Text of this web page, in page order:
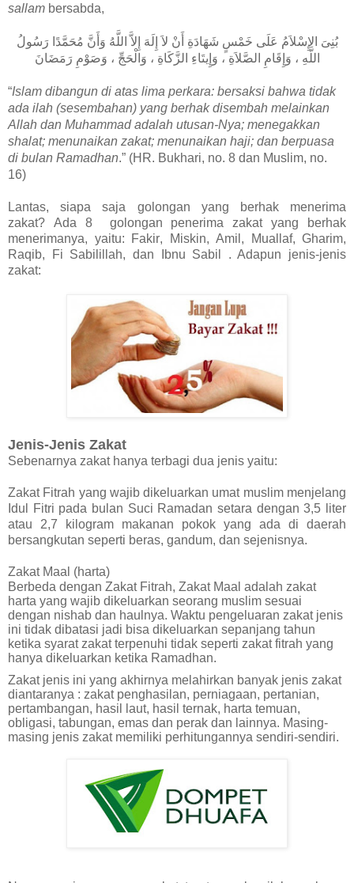
sallam bersabda,
بُنِىَ الإِسْلاَمُ عَلَى خَمْسٍ شَهَادَةِ أَنْ لاَ إِلَهَ إِلاَّ اللَّهُ وَأَنَّ مُحَمَّدًا رَسُولُ
اللَّهِ ، وَإِقَامِ الصَّلاَةِ ، وَإِيتَاءِ الزَّكَاةِ ، وَالْحَجِّ ، وَصَوْمِ رَمَضَانَ
“Islam dibangun di atas lima perkara: bersaksi bahwa tidak
ada ilah (sesembahan) yang berhak disembah melainkan
Allah dan Muhammad adalah utusan-Nya; menegakkan
shalat; menunaikan zakat; menunaikan haji; dan berpuasa
di bulan Ramadhan.” (HR. Bukhari, no. 8 dan Muslim, no.
16)
Lantas, siapa saja golongan yang berhak menerima
zakat? Ada 8 golongan penerima zakat yang berhak
menerimanya, yaitu:
Fakir, Miskin, Amil , Muallaf, Gharim,
Raqib, Fi Sabilillah, dan
Ibnu Sabil . Adapun jenis-jenis
zakat:
Jenis-Jenis Zakat
Sebenarnya zakat hanya terbagi dua jenis yaitu:
Zakat Fitrah yang wajib dikeluarkan umat muslim menjelang
Idul Fitri pada bulan Suci Ramadan setara dengan 3,5 liter
atau 2,7 kilogram makanan pokok yang ada di daerah
bersangkutan seperti beras, gandum, dan sejenisnya.
Zakat Maal (harta)
Berbeda dengan Zakat Fitrah, Zakat Maal adalah zakat
harta yang wajib dikeluarkan seorang muslim sesuai
dengan nishab dan haulnya. Waktu pengeluaran zakat jenis
ini tidak dibatasi jadi bisa dikeluarkan sepanjang tahun
ketika syarat zakat terpenuhi tidak seperti zakat fitrah yang
hanya dikeluarkan ketika Ramadhan.
Zakat jenis ini yang akhirnya melahirkan banyak jenis zakat
diantaranya : zakat penghasilan, perniagaan, pertanian,
pertambangan, hasil laut, hasil ternak, harta temuan,
obligasi, tabungan, emas dan perak dan lainnya. Masing-
masing jenis zakat memiliki perhitungannya sendiri-sendiri.